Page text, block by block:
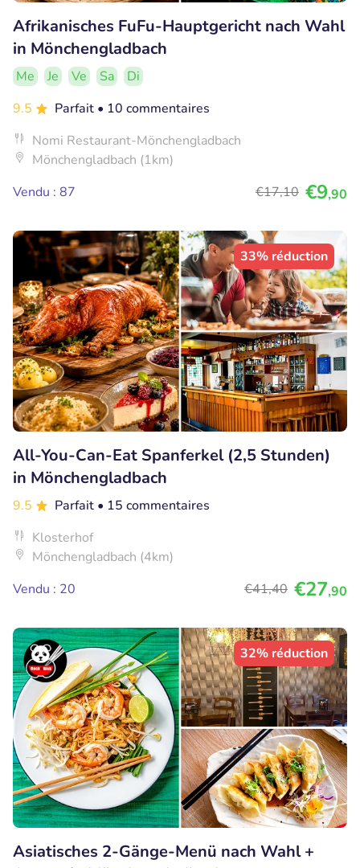
Afrikanisches FuFu-Hauptgericht nach Wahl
in Mönchengladbach
Me Je Ve Sa
Di
9.5
Parfait • 10 commentaires
Nomi Restaurant-Mönchengladbach
Mönchengladbach (1km)
Vendu : 87
€17,10 €9,90
33% réduction
All-You-Can-Eat Spanferkel (2,5 Stunden)
in Mönchengladbach
9.5 Parfait • 15 commentaires
Klosterhof
Mönchengladbach (4km)
Vendu : 20
€41,40 €27,90
32% réduction
Asiatisches 2-Gänge-Menü nach Wahl +